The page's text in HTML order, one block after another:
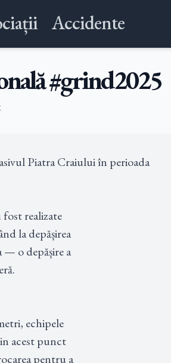
Accidente
#grind2025
Piatra Craiului în perioada
realizate
la depășirea
— o depășire a
echipele
acest punct
pentru a